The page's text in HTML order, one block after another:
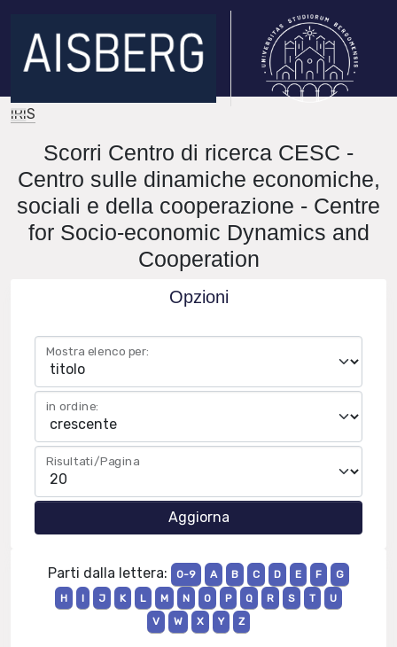
IRIS
Scorri Centro di ricerca CESC -
Centro sulle dinamiche economiche,
sociali e della cooperazione - Centre
for Socio-economic Dynamics and
Cooperation
Opzioni
Mostra elenco per:
in ordine:
Risultati/Pagina
Parti dalla lettera: 0-9 A B C D E F
G
H
I J K L M N O P Q R S T
U
V
W X Y Z